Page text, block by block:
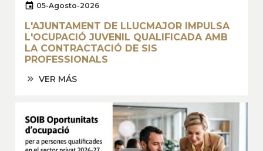
05-Agosto-2026
L'AJUNTAMENT DE LLUCMAJOR IMPULSA
L'OCUPACIÓ JUVENIL QUALIFICADA AMB
LA CONTRACTACIÓ DE SIS
PROFESSIONALS
VER MÁS